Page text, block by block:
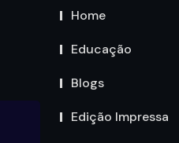
Home
Educação
Blogs
Edição Impressa